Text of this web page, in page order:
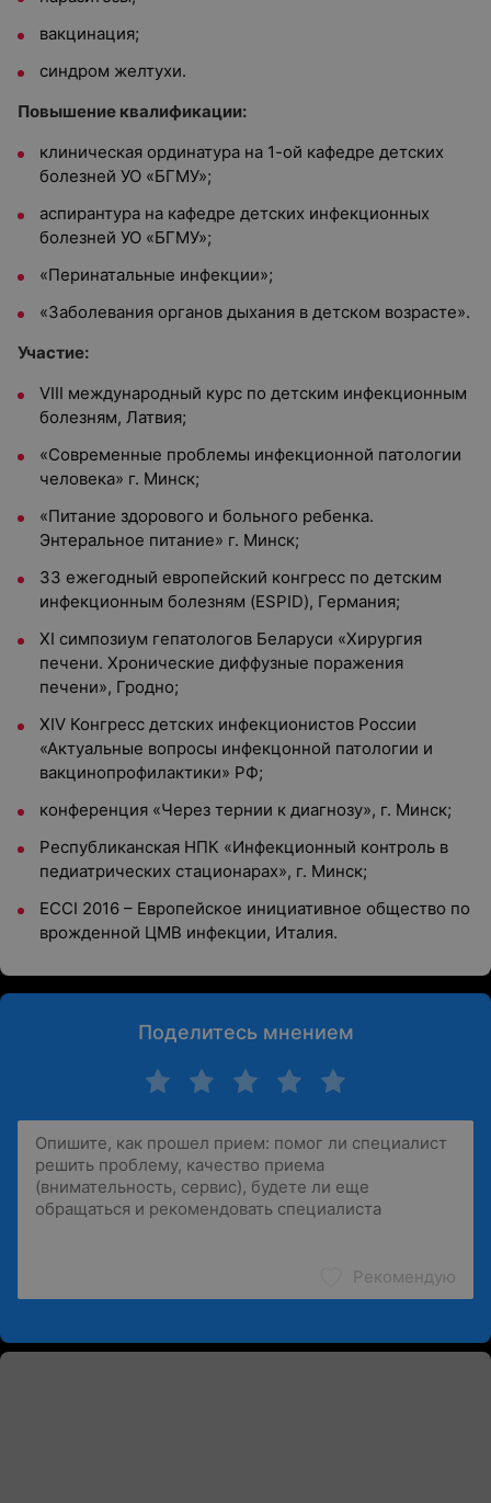
вакцинация;
синдром желтухи.
Повышение квалификации:
клиническая ординатура на 1-ой кафедре детских
болезней УО «БГМУ»;
аспирантура на кафедре детских инфекционных
болезней УО «БГМУ»;
«Перинатальные инфекции»;
«Заболевания органов дыхания в детском возрасте».
Участие:
VIII международный курс по детским инфекционным
болезням, Латвия;
«Современные проблемы инфекционной патологии
человека» г. Минск;
«Питание здорового и больного ребенка.
Энтеральное питание» г. Минск;
33 ежегодный европейский конгресс по детским
инфекционным болезням (ESPID), Германия;
ХI симпозиум гепатологов Беларуси «Хирургия
печени. Хронические диффузные поражения
печени», Гродно;
ХIV Конгресс детских инфекционистов России
«Актуальные вопросы инфекцонной патологии и
вакцинопрофилактики» РФ;
конференция «Через тернии к диагнозу», г. Минск;
Республиканская НПК «Инфекционный контроль в
педиатрических стационарах», г. Минск;
ЕССI 2016 – Европейское инициативное общество по
врожденной ЦМВ инфекции, Италия.
Поделитесь мнением
Рекомендую